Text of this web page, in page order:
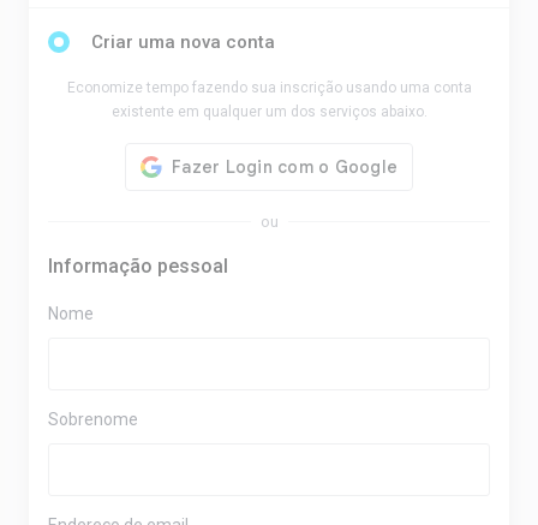
Criar uma nova conta
Economize tempo fazendo sua inscrição usando uma conta
existente em qualquer um dos serviços abaixo.
ou
Informação pessoal
Nome
Sobrenome